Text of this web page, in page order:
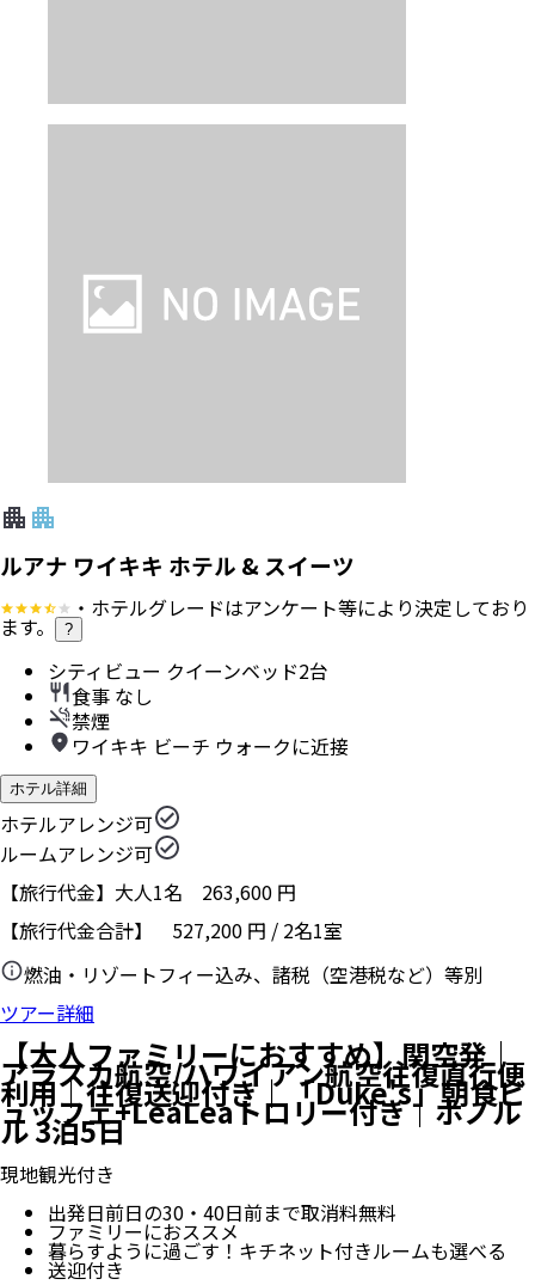
ルアナ ワイキキ ホテル & スイーツ
・ホテルグレードはアンケート等により決定しており
ます。 ?
シティビュー クイーンベッド2台
食事 なし
禁煙
ワイキキ ビーチ ウォークに近接
ホテル詳細
ホテルアレンジ可
ルームアレンジ可
【旅行代金】大人1名 263,600 円
【旅行代金合計】 527,200 円 / 2名1室
燃油・リゾートフィー込み、諸税（空港税など）等別
ツアー詳細
【大人ファミリーにおすすめ】関空発｜
アラスカ航空/ハワイアン航空往復直行便
利用｜往復送迎付き｜「Duke's」朝食ビ
ュッフェ+LeaLeaトロリー付き｜ホノル
ル 3泊5日
現地観光付き
出発日前日の30・40日前まで取消料無料
ファミリーにおススメ
暮らすように過ごす！キチネット付きルームも選べる
送迎付き